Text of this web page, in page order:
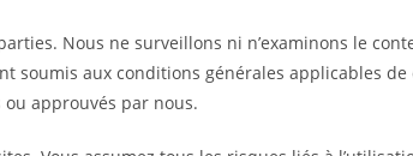
Nous ne surveillons ni n’examinons le
soumis aux conditions générales applicables de
approuvés par nous.